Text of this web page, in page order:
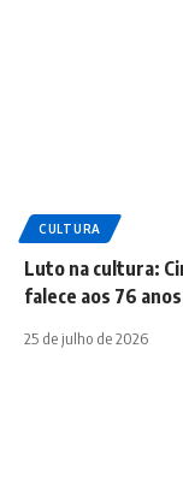
CULTURA
Luto na cultura:
falece aos 76
25 de julho de 2026